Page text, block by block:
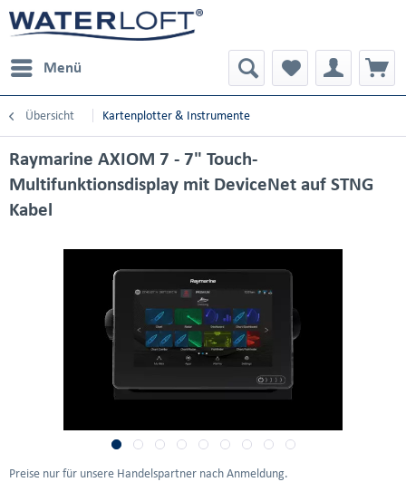
Menü
Übersicht Kartenplotter & Instrumente
Raymarine AXIOM 7 - 7" Touch-
Multifunktionsdisplay mit DeviceNet auf STNG
Kabel
Preise nur für unsere Handelspartner nach Anmeldung.